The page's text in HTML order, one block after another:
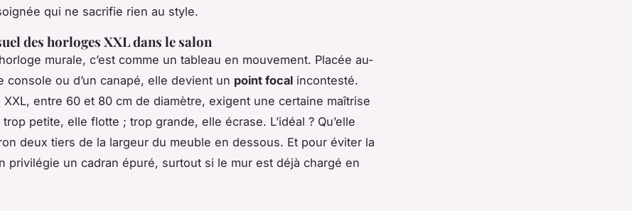
qui ne sacrifie rien au style.
des horloges XXL dans le salon
murale, c’est comme un tableau en mouvement. Placée au-
console ou d’un canapé, elle devient un point focal incontesté.
XXL, entre 60 et 80 cm de diamètre, exigent une certaine maîtrise
trop petite, elle flotte ; trop grande, elle écrase. L’idéal ? Qu’elle
deux tiers de la largeur du meuble en dessous. Et pour éviter la
privilégie un cadran épuré, surtout si le mur est déjà chargé en